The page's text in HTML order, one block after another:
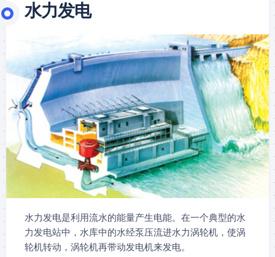
水力发电
水力发电是利用流水的能量产生电能。在一个典型的水
力发电站中，水库中的水经泵压流进水力涡轮机，使涡
轮机转动，涡轮机再带动发电机来发电。